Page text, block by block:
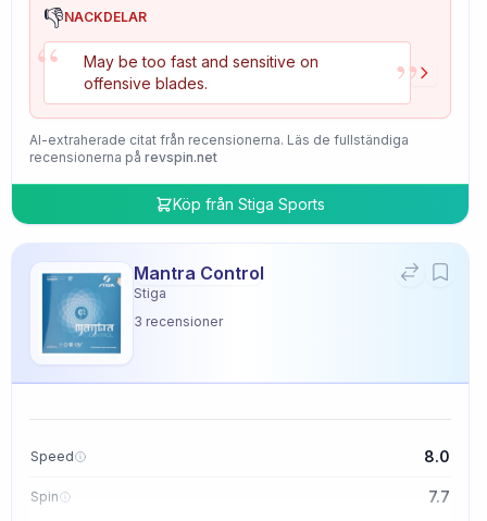
👎NACKDELAR
“
May be too fast and sensitive on
offensive blades.
”
AI-extraherade citat från recensionerna. Läs de fullständiga
recensionerna på revspin.net
Köp från Stiga Sports
Mantra Control
Stiga
3 recensioner
Speed 8.0
Spin 7.7